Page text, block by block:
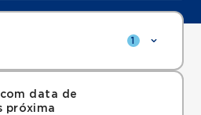
1
data de
próxima